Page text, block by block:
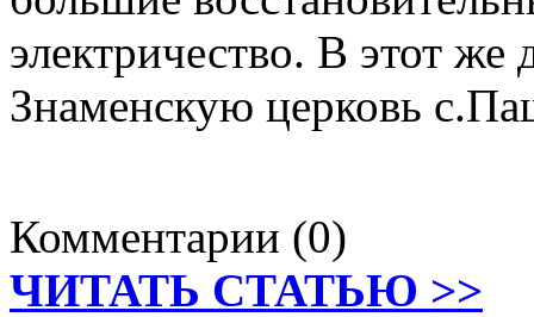
электричество. В этот же
Знаменскую церковь
Комментарии (0)
ЧИТАТЬ СТАТЬЮ >>